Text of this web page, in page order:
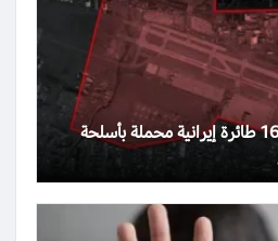
الجيش الإسرائيلي يدمر 16 طائرة إيرانية محملة بأسلحة